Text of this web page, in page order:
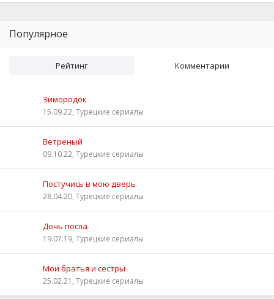
Популярное
Рейтинг Комментарии
Зимородок
15.09.22, Турецкие сериалы
Ветреный
09.10.22, Турецкие сериалы
Постучись в мою дверь
28.04.20, Турецкие сериалы
Дочь посла
19.07.19, Турецкие сериалы
Мои братья и сестры
25.02.21, Турецкие сериалы